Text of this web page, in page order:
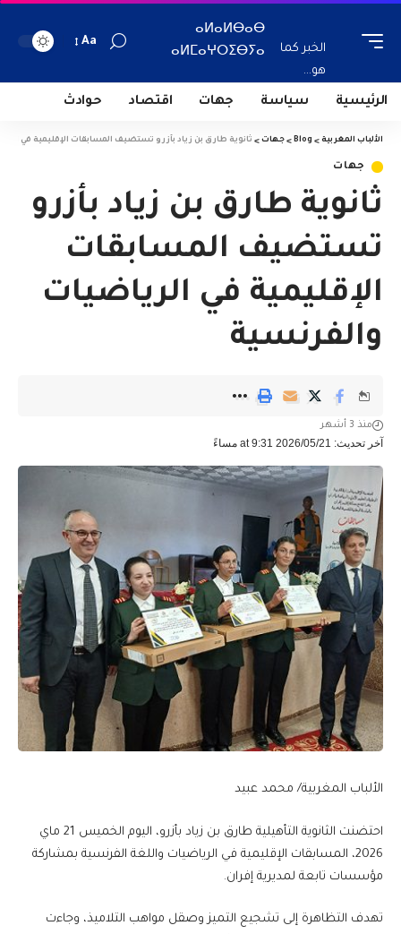
الخبر كما
هو...
ⴰⵍⴰⵍⴱⴰⴱ
ⴰⵍⵎⴰⵖⵔⵉⴱⵢⴰ
Aa
الرئيسية سياسة جهات اقتصاد حوادث
الألباب المغربية >
Blog
> جهات > ثانوية طارق بن زياد بأزرو تستضيف المسابقات الإقليمية في
جهات
ثانوية طارق بن زياد بأزرو
تستضيف المسابقات
الإقليمية في الرياضيات
والفرنسية
آخر تحديث: 2026/05/21 at 9:31 مساءً
منذ 3 أشهر
الألباب المغربية/ محمد عبيد
احتضنت الثانوية التأهيلية طارق بن زياد بأزرو، اليوم الخميس 21 ماي
2026، المسابقات الإقليمية في الرياضيات واللغة الفرنسية بمشاركة
مؤسسات تابعة لمديرية إفران.
تهدف التظاهرة إلى تشجيع التميز وصقل مواهب التلاميذ، وجاءت